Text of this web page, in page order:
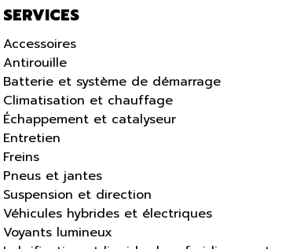
SERVICES
Accessoires
Antirouille
Batterie et système de démarrage
Climatisation et chauffage
Échappement et catalyseur
Entretien
Freins
Pneus et jantes
Suspension et direction
Véhicules hybrides et électriques
Voyants lumineux